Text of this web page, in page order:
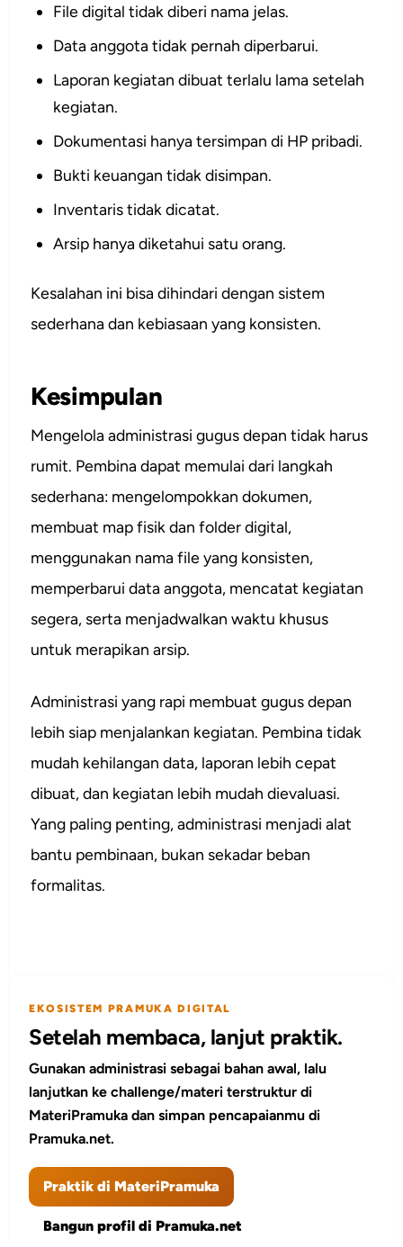
File digital tidak diberi nama jelas.
Data anggota tidak pernah diperbarui.
Laporan kegiatan dibuat terlalu lama setelah
kegiatan.
Dokumentasi hanya tersimpan di HP pribadi.
Bukti keuangan tidak disimpan.
Inventaris tidak dicatat.
Arsip hanya diketahui satu orang.
Kesalahan ini bisa dihindari dengan sistem
sederhana dan kebiasaan yang konsisten.
Kesimpulan
Mengelola administrasi gugus depan tidak harus
rumit. Pembina dapat memulai dari langkah
sederhana: mengelompokkan dokumen,
membuat map fisik dan folder digital,
menggunakan nama file yang konsisten,
memperbarui data anggota, mencatat kegiatan
segera, serta menjadwalkan waktu khusus
untuk merapikan arsip.
Administrasi yang rapi membuat gugus depan
lebih siap menjalankan kegiatan. Pembina tidak
mudah kehilangan data, laporan lebih cepat
dibuat, dan kegiatan lebih mudah dievaluasi.
Yang paling penting, administrasi menjadi alat
bantu pembinaan, bukan sekadar beban
formalitas.
EKOSISTEM PRAMUKA DIGITAL
Setelah membaca, lanjut praktik.
Gunakan administrasi sebagai bahan awal, lalu
lanjutkan ke challenge/materi terstruktur di
MateriPramuka dan simpan pencapaianmu di
Pramuka.net.
Praktik di MateriPramuka
Bangun profil di Pramuka.net